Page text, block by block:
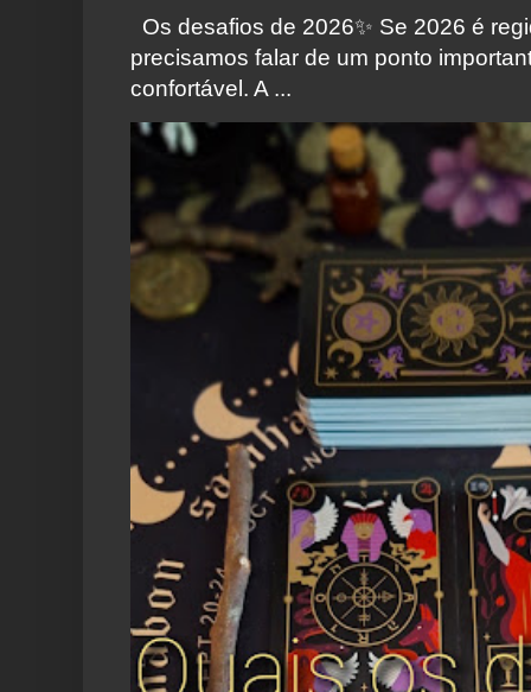
Os desafios de 2026✨️ Se 2026 é
precisamos falar de um ponto
confortável. A ...